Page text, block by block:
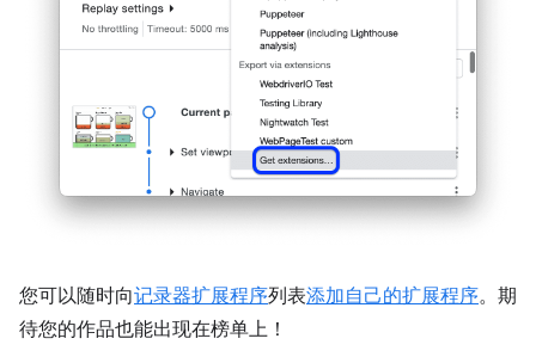
您可以随时向记录器扩展程序列表添加自己的扩展程序。期
待您的作品也能出现在榜单上！